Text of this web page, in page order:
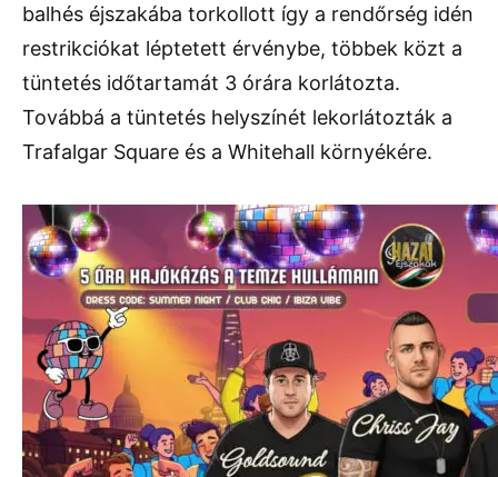
balhés éjszakába torkollott így a rendőrség idén
restrikciókat léptetett érvénybe, többek közt a
tüntetés időtartamát 3 órára korlátozta.
Továbbá a tüntetés helyszínét lekorlátozták a
Trafalgar Square és a Whitehall környékére.